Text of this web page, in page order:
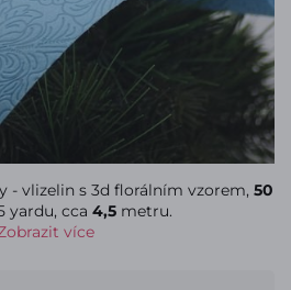
- vlizelin s 3d florálním vzorem, 50
yardu, cca 4,5 metru.
více